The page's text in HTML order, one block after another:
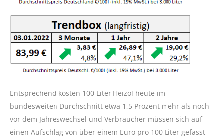
Entsprechend kosten 100 Liter Heizöl heute im
bundesweiten Durchschnitt etwa 1,5 Prozent mehr als noch
vor dem Jahreswechsel und Verbraucher müssen sich auf
einen Aufschlag von über einem Euro pro 100 Liter gefasst